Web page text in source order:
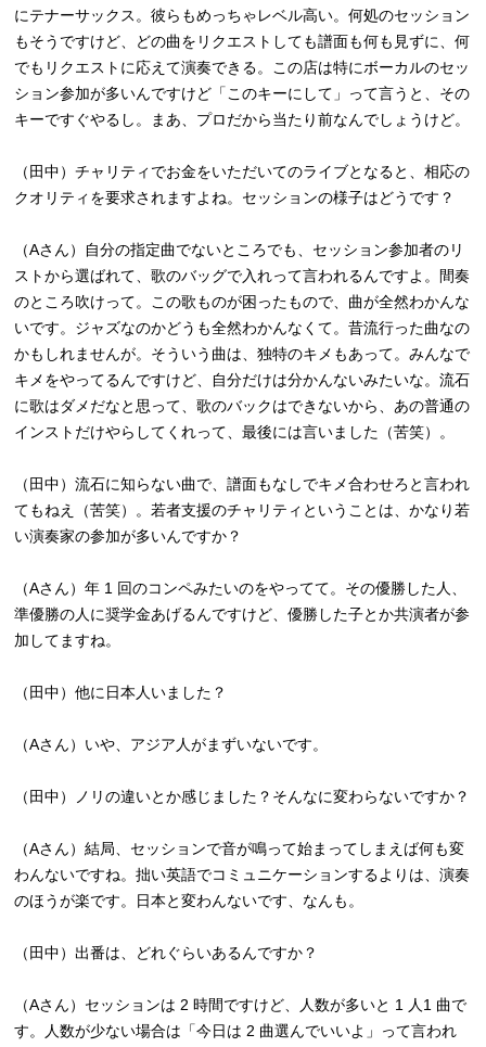
にテナーサックス。彼らもめっちゃレベル高い。何処のセッション
もそうですけど、どの曲をリクエストしても譜面も何も見ずに、何
でもリクエストに応えて演奏できる。この店は特にボーカルのセッ
ション参加が多いんですけど「このキーにして」って言うと、その
キーですぐやるし。まあ、プロだから当たり前なんでしょうけど。
（田中）チャリティでお金をいただいてのライブとなると、相応の
クオリティを要求されますよね。セッションの様子はどうです？
（Aさん）自分の指定曲でないところでも、セッション参加者のリ
ストから選ばれて、歌のバッグで入れって言われるんですよ。間奏
のところ吹けって。この歌ものが困ったもので、曲が全然わかんな
いです。ジャズなのかどうも全然わかんなくて。昔流行った曲なの
かもしれませんが。そういう曲は、独特のキメもあって。みんなで
キメをやってるんですけど、自分だけは分かんないみたいな。流石
に歌はダメだなと思って、歌のバックはできないから、あの普通の
インストだけやらしてくれって、最後には言いました（苦笑）。
（田中）流石に知らない曲で、譜面もなしでキメ合わせろと言われ
てもねえ（苦笑）。若者支援のチャリティということは、かなり若
い演奏家の参加が多いんですか？
（Aさん）年 1 回のコンペみたいのをやってて。その優勝した人、
準優勝の人に奨学金あげるんですけど、優勝した子とか共演者が参
加してますね。
（田中）他に日本人いました？
（Aさん）いや、アジア人がまずいないです。
（田中）ノリの違いとか感じました？そんなに変わらないですか？
（Aさん）結局、セッションで音が鳴って始まってしまえば何も変
わんないですね。拙い英語でコミュニケーションするよりは、演奏
のほうが楽です。日本と変わんないです、なんも。
（田中）出番は、どれぐらいあるんですか？
（Aさん）セッションは 2 時間ですけど、人数が多いと 1 人1 曲で
す。人数が少ない場合は「今日は 2 曲選んでいいよ」って言われ